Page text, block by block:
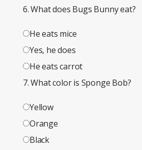
6. What does Bugs Bunny eat?
He eats mice
Yes, he does
He eats carrot
7. What color is Sponge Bob?
Yellow
Orange
Black